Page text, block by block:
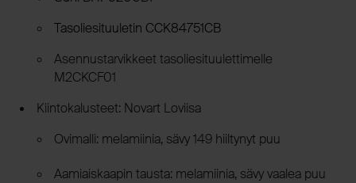
Tasoliesituuletin CCK84751CB
Asennustarvikkeet tasoliesituulettimelle
M2CKCF01
Kiintokalusteet: Novart Loviisa
Ovimalli: melamiinia, sävy 149 hiiltynyt puu
Aamiaiskaapin tausta: melamiinia, sävy vaalea puu